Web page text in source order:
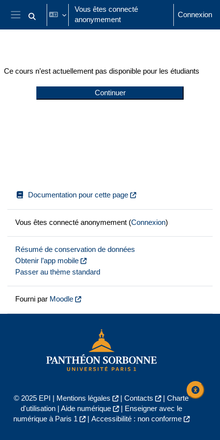
Passer au contenu principal
Panneau latéral
Activer/désactiver la saisie de recherche
Vous êtes connecté
anonymement
Connexion
Ce cours n’est actuellement pas disponible pour les étudiants
Continuer
Documentation pour cette page
Vous êtes connecté anonymement (Connexion)
Résumé de conservation de données
Obtenir l’app mobile
Passer au thème standard
Fourni par Moodle
© 2025 EPI | Mentions légales | Contacts | Charte
d'utilisation| Aide numérique |
Enseigner avec le
numérique à Paris 1
| Accessibilité : non conforme